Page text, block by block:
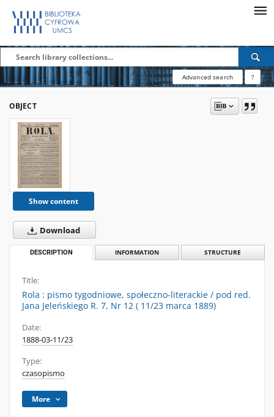
Advanced search ?
OBJECT
Show content
Download
DESCRIPTION INFORMATION STRUCTURE
Title:
Rola : pismo tygodniowe, społeczno-literackie / pod red.
Jana Jeleńskiego R. 7, Nr 12 ( 11/23 marca 1889)
Date:
1888-03-11/23
Type:
czasopismo
More